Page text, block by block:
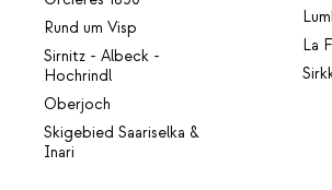
Rund um Visp
Sirnitz - Albeck -
Hochrindl
Oberjoch
Skigebied Saariselka &
Inari
La